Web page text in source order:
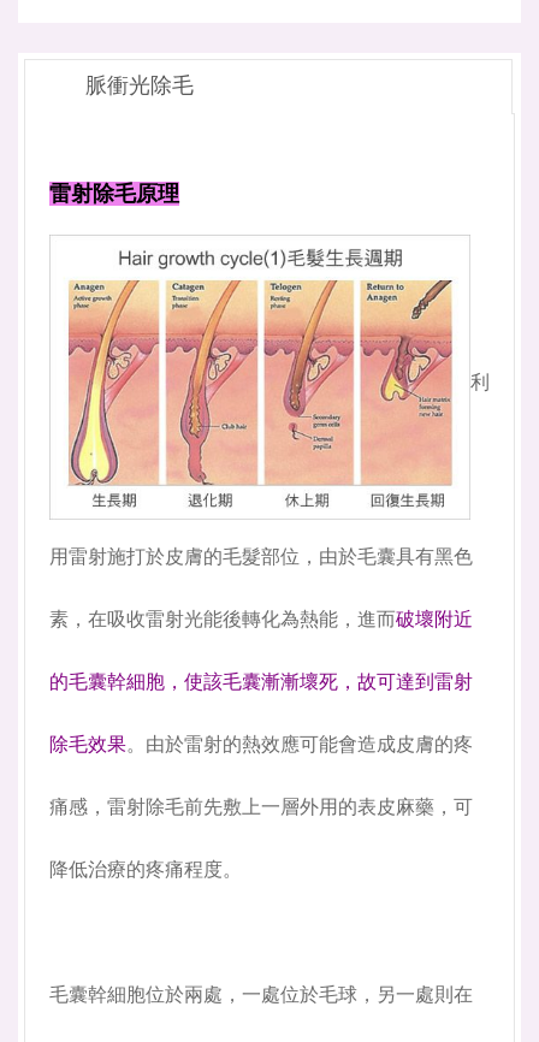
脈衝光除毛
雷射除毛原理
利
用雷射施打於皮膚的毛髮部位，由於毛囊具有黑色
素，在吸收雷射光能後轉化為熱能，進而破壞附近
的毛囊幹細胞，使該毛囊漸漸壞死，故可達到雷射
除毛效果。由於雷射的熱效應可能會造成皮膚的疼
痛感，雷射除毛前先敷上一層外用的表皮麻藥，可
降低治療的疼痛程度。
毛囊幹細胞位於兩處，一處位於毛球，另一處則在